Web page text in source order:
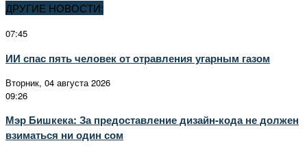
ДРУГИЕ НОВОСТИ:
07:45
ИИ спас пять человек от отравления угарным газом
Вторник, 04 августа 2026
09:26
Мэр Бишкека: За предоставление дизайн-кода не должен
взиматься ни один сом